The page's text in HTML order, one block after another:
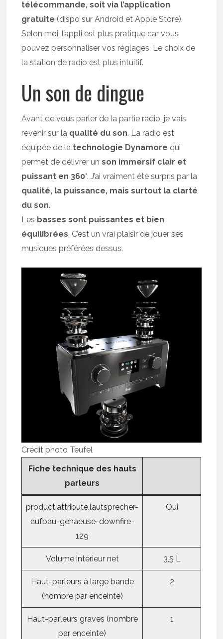
télécommande, soit via l’application
gratuite (dispo sur Android et Apple Store).
Selon moi, l’appli est plus pratique car vous
pouvez personnaliser vos réglages. Le choix de
la station de radio est plus intuitif.
Un son de dingue
Avant de vous parler de la partie radio, je vais
revenir sur la qualité du son. La radio est
équipée de la technologie Dynamore qui
permet de délivrer unson immersif clair et
puissant en 360°. J’ai vraiment été surpris par la
qualité, la puissance, mais surtout la clarté
du son.
Les basses sont puissantes et bien
équilibrées. C’est un vrai plaisir de jouer ses
musiques préférées dessus.
Crédit photo Teufel
Fiche technique des hauts
parleurs
product.attribute.lautsprecher-
aufbau-gehaeuse-downfire-
129
Oui
Volume intérieur net 3,5 L
Haut-parleurs à large bande
(nombre par enceinte)
2
Haut-parleurs graves (nombre
par enceinte)
1